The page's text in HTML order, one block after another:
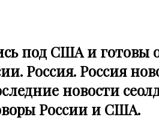
под США и готовы
Россия. Россия
новости
России и США.